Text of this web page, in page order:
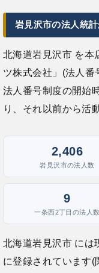
岩見沢市の法人統
北海道岩見沢市 を本
ツ株式会社」(法人番
法人番号制度の開始
り、それ以前から活
2,406
岩見沢市の法人数
9
一条西2丁目の法人数
北海道岩見沢市 には
に登録されています(